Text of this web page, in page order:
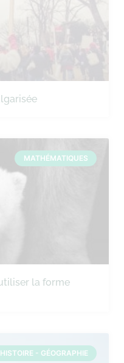
MATHÉMATIQUES
la forme
HISTOIRE - GÉOGRAPHIE